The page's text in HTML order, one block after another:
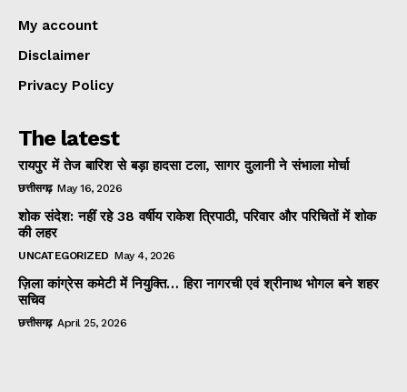
My account
Disclaimer
Privacy Policy
The latest
रायपुर में तेज बारिश से बड़ा हादसा टला, सागर दुलानी ने संभाला मोर्चा
छत्तीसगढ़ May 16, 2026
शोक संदेश: नहीं रहे 38 वर्षीय राकेश त्रिपाठी, परिवार और परिचितों में शोक
की लहर
UNCATEGORIZED May 4, 2026
ज़िला कांग्रेस कमेटी में नियुक्ति… हिरा नागरची एवं श्रीनाथ भोगल बने शहर
सचिव
छत्तीसगढ़ April 25, 2026